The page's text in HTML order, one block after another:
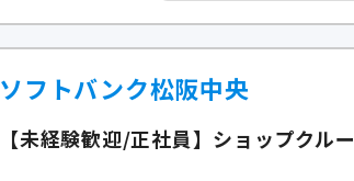
ソフトバンク松阪中央
【未経験歓迎/正社員】ショップク